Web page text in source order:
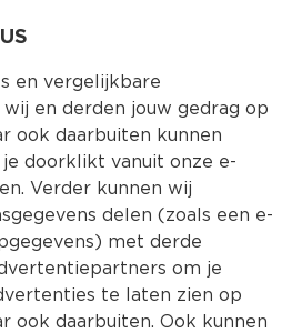
Kies jouw
Producten
en vergelijkbare
en derden jouw gedrag op
ook daarbuiten kunnen
doorklikt vanuit onze e-
Verder kunnen wij
delen (zoals een e-
met derde
om je
te laten zien op
ook daarbuiten. Ook kunnen